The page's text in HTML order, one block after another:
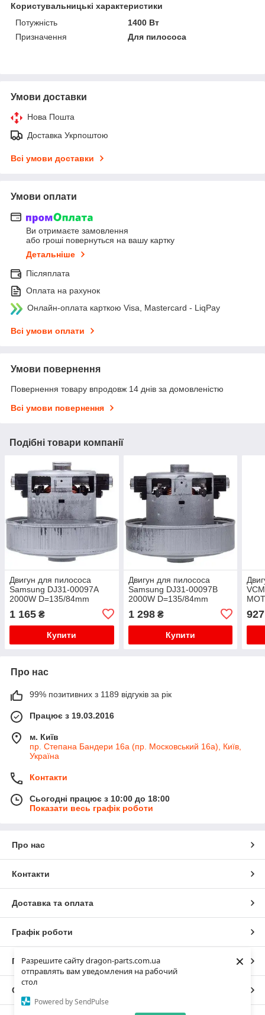
Разрешите сайту dragon-parts.com.ua
отправлять вам уведомления на рабочий
стол
Powered by SendPulse
×
Користувальницькі характеристики
Потужність
1400 Вт
Призначення
Для пилососа
Умови доставки
Нова Пошта
Доставка Укрпоштою
Всі умови доставки
Умови оплати
Ви отримаєте замовлення
або гроші повернуться на вашу картку
Детальніше
Післяплата
Оплата на рахунок
Онлайн-оплата карткою Visa, Mastercard - LiqPay
Всі умови оплати
Умови повернення
Повернення товару впродовж 14 днів за домовленістю
Всі умови повернення
Подібні товари компанії
Двигун для пилососа
Samsung DJ31-00097A
2000W D=135/84mm
H=35/111mm (з виступом)
1 165 ₴
Купити
Двигун для пилососа
Samsung DJ31-00097B
2000W D=135/84mm
H=34/110mm (з виступом)
1 298₴
Купити
927
Про нас
99% позитивних з 1189 відгуків за рік
Працює з 19.03.2016
м. Київ
пр. Степана Бандери 16а (пр. Московський 16а), Київ,
Україна
Контакти
Сьогодні працює з 10:00 до 18:00
Показати весь графік роботи
Про нас
Контакти
Доставка та оплата
Графік роботи
Повна версія сайту
Сайт створено на маркетплейсі